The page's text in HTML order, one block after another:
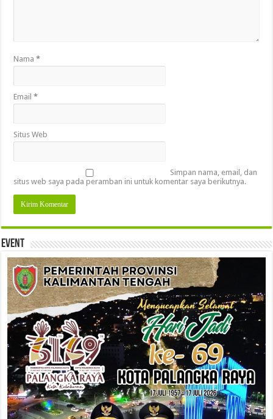
Nama*
Email*
Situs Web
Simpan nama, email, dan
situs web saya pada peramban ini untuk komentar saya berikutnya.
Event